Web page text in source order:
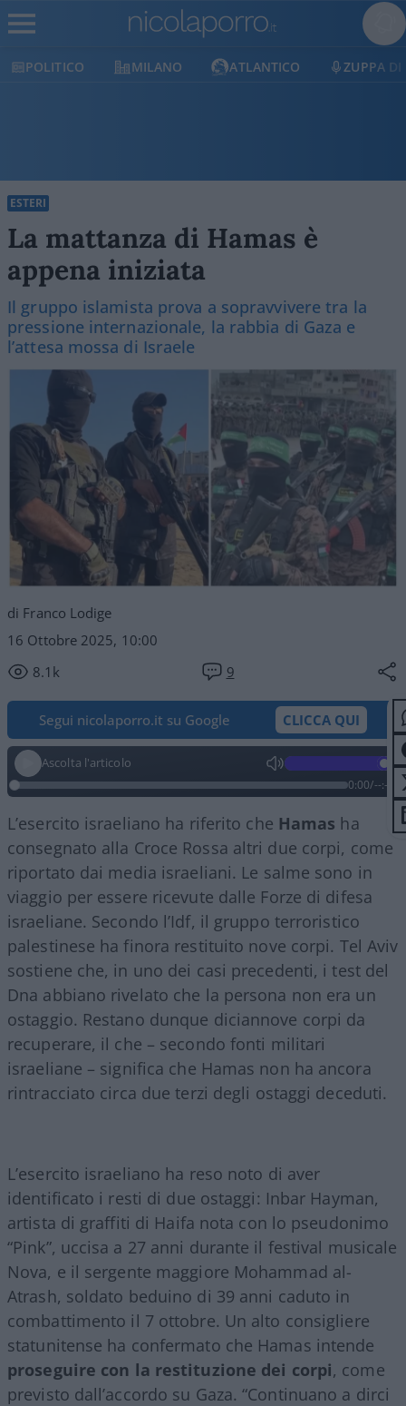
MILANO ATLANTICO ZUPPA DI PORRO
ESTERI
La mattanza di Hamas è
appena iniziata
Il gruppo islamista prova a sopravvivere tra la
pressione internazionale, la rabbia di Gaza e
l’attesa mossa di Israele
di Franco Lodige
16 Ottobre 2025, 10:00
8.1k
9
Segui nicolaporro.it su Google CLICCA QUI
Ascolta l'articolo
0:00/--:--
L’esercito israeliano ha riferito che Hamas ha
consegnato alla Croce Rossa altri due corpi, come
riportato dai media israeliani. Le salme sono in
viaggio per essere ricevute dalle Forze di difesa
israeliane. Secondo l’Idf, il gruppo terroristico
palestinese ha finora restituito nove corpi. Tel Aviv
sostiene che, in uno dei casi precedenti, i test del
Dna abbiano rivelato che la persona non era un
ostaggio. Restano dunque diciannove corpi da
recuperare, il che – secondo fonti militari
israeliane – significa che Hamas non ha ancora
rintracciato circa due terzi degli ostaggi deceduti.
L’esercito israeliano ha reso noto di aver
identificato i resti di due ostaggi: Inbar Hayman,
artista di graffiti di Haifa nota con lo pseudonimo
“Pink”, uccisa a 27 anni durante il festival musicale
Nova, e il sergente maggiore Mohammad al-
Atrash, soldato beduino di 39 anni caduto in
combattimento il 7 ottobre. Un alto consigliere
statunitense ha confermato che Hamas intende
proseguire con la restituzione dei corpi, come
previsto dall’accordo su Gaza. “Continuano a dirci